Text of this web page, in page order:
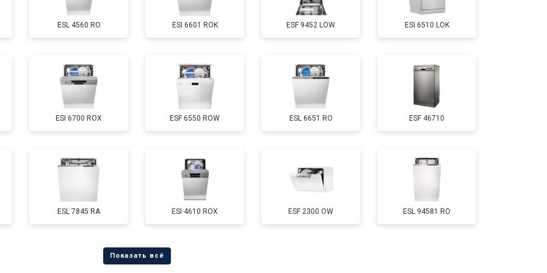
от 40 мин от 850 ₽ Заказать
от 70 мин от 2200 ₽ Заказать
от 50 мин от 2000 ₽ Заказать
от 60 мин Заказать
от 40 мин от 1200 ₽
от 70 мин
ESL 4560 RO ESI 6601 ROK ESF 9452 LOW ESI 6510 LOK
ESI 6700 ROX ESF 6550 ROW ESL 6651 RO ESF 46710
ESL 7845 RA ESI 4610 ROX ESF 2300 OW ESL 94581 RO